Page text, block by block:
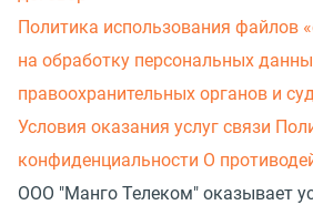
Политика использования файлов
на обработку персональных
правоохранительных органов и
Условия оказания услуг связи
конфиденциальности О
ООО "Манго Телеком" оказывает